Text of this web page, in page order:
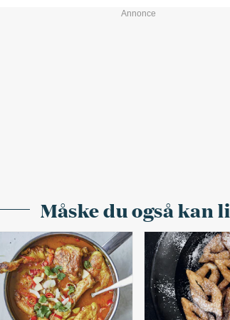
Måske du også kan